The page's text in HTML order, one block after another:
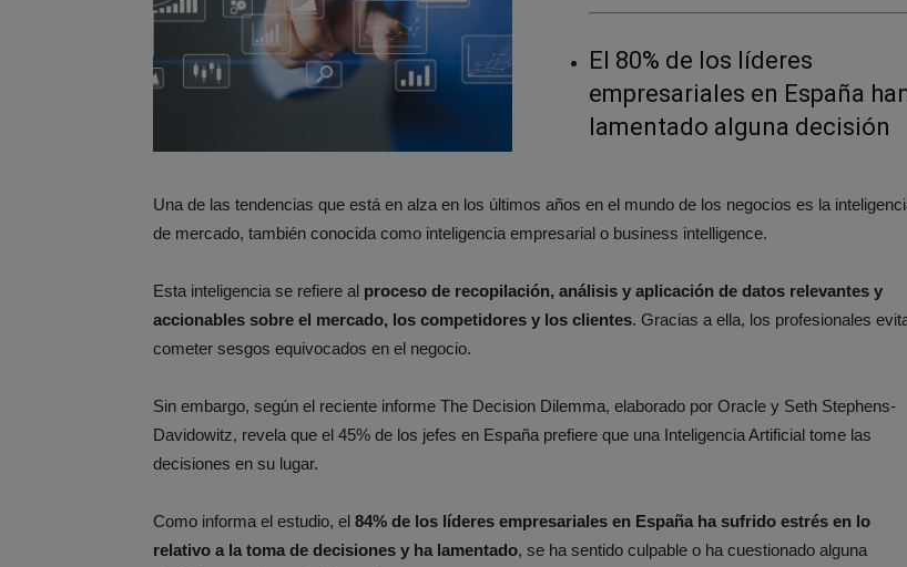
El 80% de los líderes
empresariales en España
lamentado alguna decisión
Una de las tendencias que está en alza en los últimos años en el mundo de los negocios es la
de mercado, también conocida como inteligencia empresarial o business intelligence.
Esta inteligencia se refiere al proceso de recopilación, análisis y aplicación de datos relevantes y
accionables sobre el mercado, los competidores y los clientes. Gracias a ella, los profesionales
cometer sesgos equivocados en el negocio.
Sin embargo, según el reciente informe The Decision Dilemma, elaborado por Oracle y Seth Stephens-
Davidowitz, revela que el 45% de los jefes en España prefiere que una Inteligencia Artificial tome las
decisiones en su lugar.
Como informa el estudio, el 84% de los líderes empresariales en España ha sufrido estrés en lo
relativo a la toma de decisiones y ha lamentado, se ha sentido culpable o ha cuestionado alguna